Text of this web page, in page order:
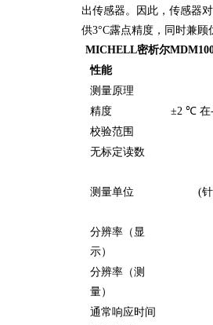
出传感器。因此，传感器
供3°C露点精度，同时兼
MICHELL密析尔
性能
测量原理
精度
±2 ℃ 在
校验范围
无标定读数
测量单位 (
分辨率（显
示）
分辨率（测
量）
通常响应时间